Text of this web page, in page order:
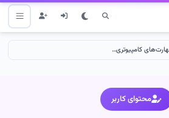
خود را به عنوان یک فرصت شغلی بهبود دهیم؟
محتوای کاربر